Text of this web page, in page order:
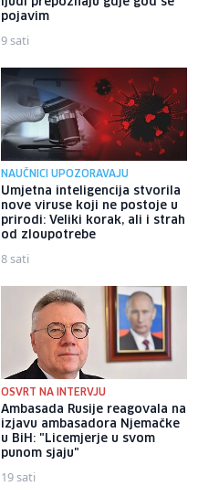
pojavim
9 sati
NAUČNICI UPOZORAVAJU
Umjetna inteligencija stvorila
nove viruse koji ne postoje u
prirodi: Veliki korak, ali i strah
od zloupotrebe
8 sati
OSVRT NA INTERVJU
Ambasada Rusije reagovala na
izjavu ambasadora Njemačke
u BiH: "Licemjerje u svom
punom sjaju"
19 sati